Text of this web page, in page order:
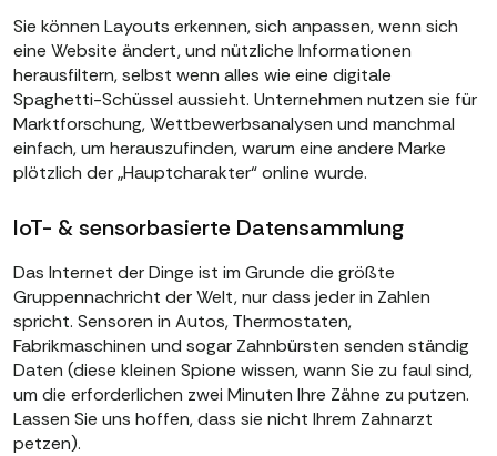
Sie können Layouts erkennen, sich anpassen, wenn sich
eine Website ändert, und nützliche Informationen
herausfiltern, selbst wenn alles wie eine digitale
Spaghetti-Schüssel aussieht. Unternehmen nutzen sie für
Marktforschung, Wettbewerbsanalysen und manchmal
einfach, um herauszufinden, warum eine andere Marke
plötzlich der „Hauptcharakter“ online wurde.
IoT- & sensorbasierte Datensammlung
Das Internet der Dinge ist im Grunde die größte
Gruppennachricht der Welt, nur dass jeder in Zahlen
spricht. Sensoren in Autos, Thermostaten,
Fabrikmaschinen und sogar Zahnbürsten senden ständig
Daten (diese kleinen Spione wissen, wann Sie zu faul sind,
um die erforderlichen zwei Minuten Ihre Zähne zu putzen.
Lassen Sie uns hoffen, dass sie nicht Ihrem Zahnarzt
petzen).